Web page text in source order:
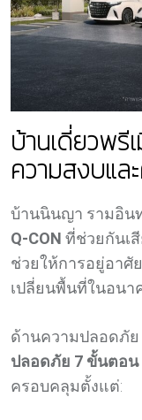
บ้านเดี่ยวพรี
ความสงบแล
บ้านนินญา รามอิน
Q-CON ที่ช่วยกันเ
ช่วยให้การอยู่อาศั
เปลี่ยนพื้นที่ในอนา
ด้านความปลอดภัย
ปลอดภัย 7 ขั้นตอน
ครอบคลุมตั้งแต่: